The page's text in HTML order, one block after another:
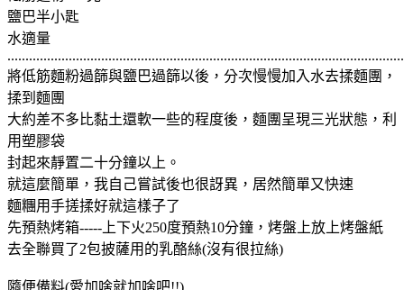
鹽巴半小匙
水適量
將低筋麵粉過篩與鹽巴過篩以後，分次慢慢加入水去揉麵團，
揉到麵團
大約差不多比黏土還軟一些的程度後，麵團呈現三光狀態，利
用塑膠袋
封起來靜置二十分鐘以上。
就這麼簡單，我自己嘗試後也很訝異，居然簡單又快速
麵糰用手搓揉好就這樣子了
先預熱烤箱-----上下火250度預熱10分鐘，烤盤上放上烤盤紙
去全聯買了2包披薩用的乳酪絲(沒有很拉絲)
隨便備料(愛加啥就加啥吧!!)